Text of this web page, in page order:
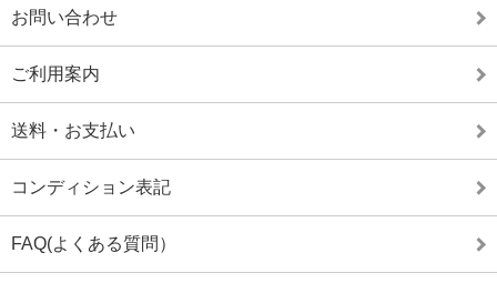
お問い合わせ
ご利用案内
送料・お支払い
コンディション表記
FAQ(よくある質問）